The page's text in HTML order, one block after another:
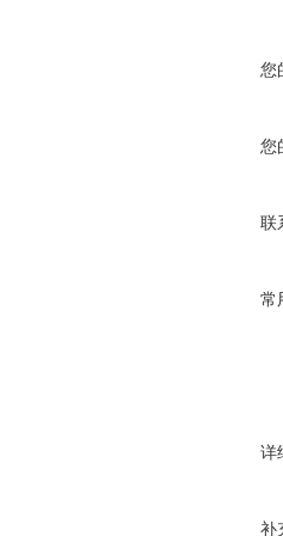
您
您
联
常
详
补